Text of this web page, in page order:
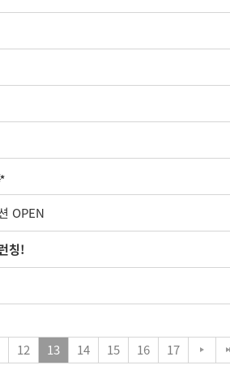
OPEN
칭!
12 13 14 15 16 17